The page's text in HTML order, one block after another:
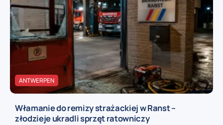
ANTWERPEN
Włamanie do remizy strażackiej w Ranst –
złodzieje ukradli sprzęt ratowniczy